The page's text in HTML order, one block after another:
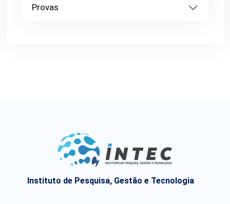
Provas
Instituto de Pesquisa, Gestão e Tecnologia